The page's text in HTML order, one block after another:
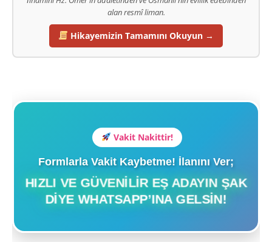
alan resmî liman.
Hikayemizin Tamamını Okuyun →
Vakit Nakittir!
Formlarla Vakit Kaybetme! İlanını Ver;
HIZLI VE GÜVENILIR EŞ ADAYIN ŞAK
DIYE WHATSAPP’INA GELSIN!